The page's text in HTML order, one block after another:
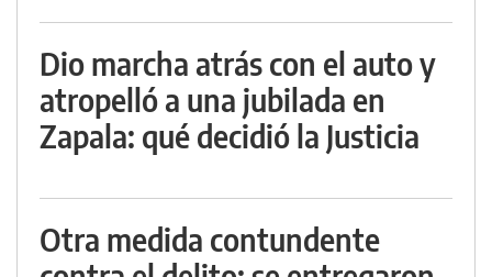
Dio marcha atrás con el auto y
atropelló a una jubilada en
Zapala: qué decidió la Justicia
Otra medida contundente